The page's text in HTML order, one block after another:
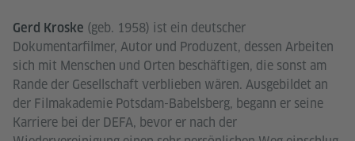
Gerd Kroske (geb. 1958) ist ein deutscher
Dokumentarfilmer, Autor und Produzent, dessen Arbeiten
sich mit Menschen und Orten beschäftigen, die sonst am
Rande der Gesellschaft verblieben wären. Ausgebildet an
der Filmakademie Potsdam-Babelsberg, begann er seine
Karriere bei der DEFA, bevor er nach der